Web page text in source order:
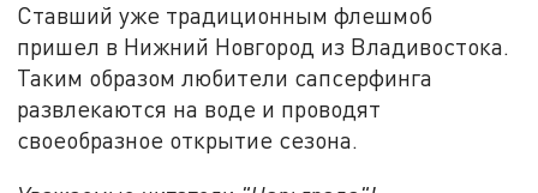
Ставший уже традиционным флешмоб
пришел в Нижний Новгород из Владивостока.
Таким образом любители сапсерфинга
развлекаются на воде и проводят
своеобразное открытие сезона.